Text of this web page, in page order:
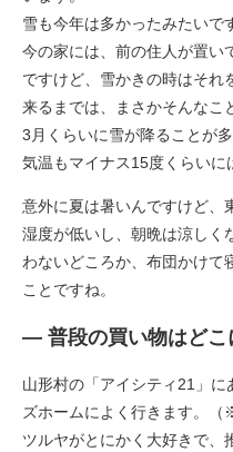
雪も今年は多かったみたいで
今の家には、前の住人が置い
ですけど、雪かきの時はそれ
来るまでは、まさかそんなこ
3月くらいに雪が降ることが
気温もマイナス15度くらいに
意外に夏は暑いんですけど、
湿度が低いし、朝晩は涼しく
わないどころか、布団かけて
ことですね。
― 普段の買い物はどこ
山形村の「アイシティ21」
ズホームによく行きます。（
ツルヤがとにかく大好きで、